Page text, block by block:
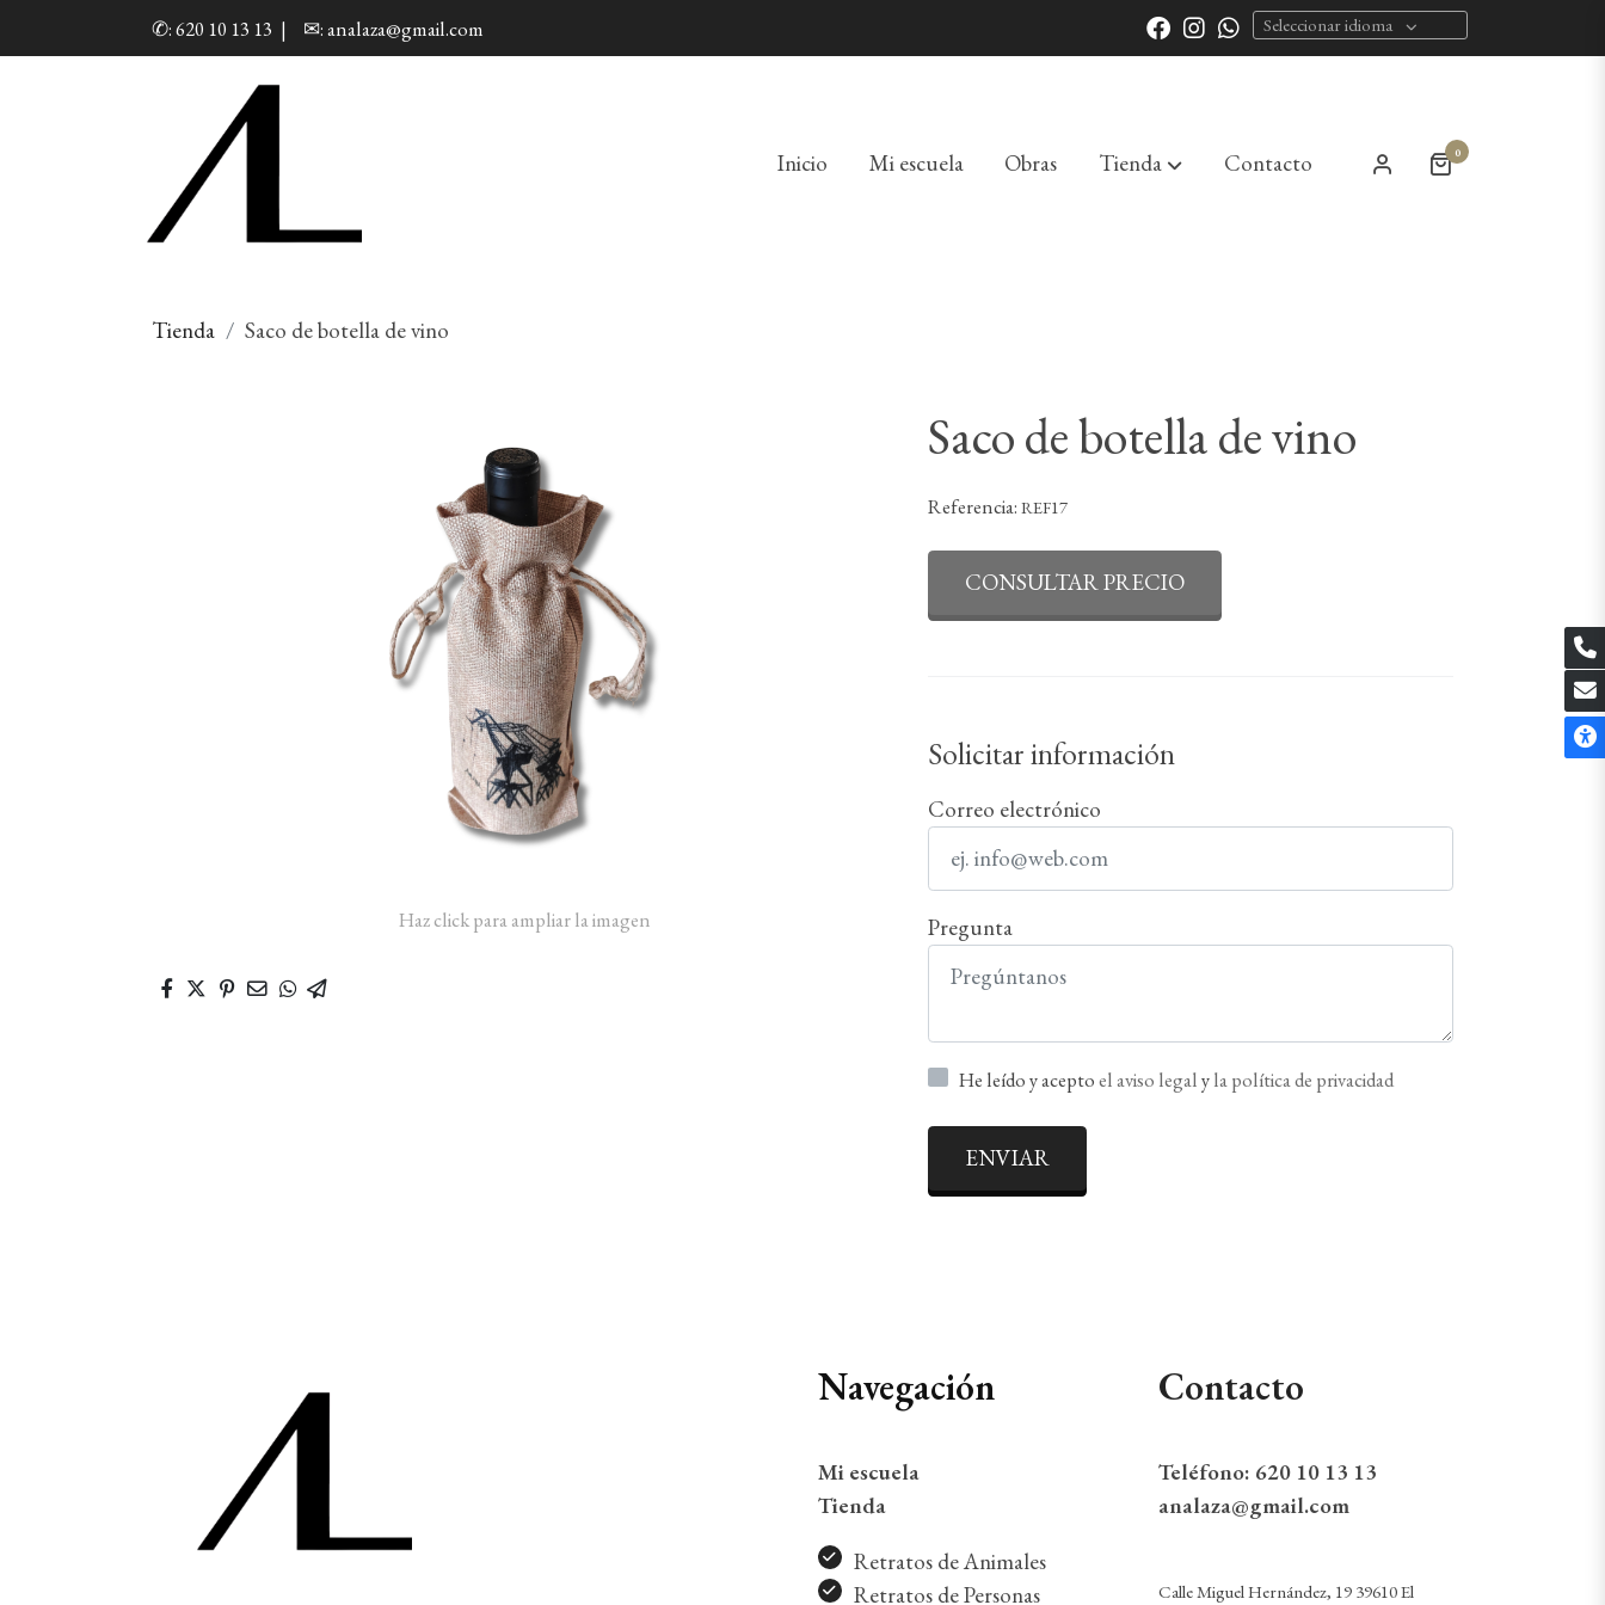
✆: 620 10 13 13 | ✉: analaza@gmail.com Seleccionar idioma
Inicio Mi escuela Obras Tienda Contacto 0
Tienda Saco de botella de vino
Haz click para ampliar la imagen
Saco de botella de vino
Referencia:REF17
CONSULTAR PRECIO
Solicitar información
Correo electrónico
Pregunta
He leído y aceptoel aviso legalyla política de privacidad
ENVIAR
Navegación
Mi escuela
Tienda
Retratos de Animales
Retratos de Personas
Contacto
Teléfono: 620 10 13 13
analaza@gmail.com
Calle Miguel Hernández, 19 39610 El